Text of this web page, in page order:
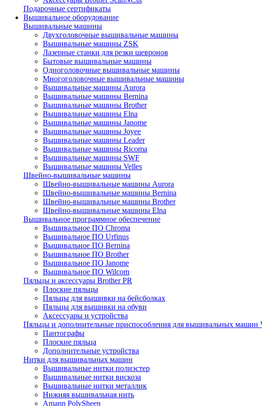
Подарочные сертификаты
Вышивальное оборудование
Вышивальные машины
Двухголовочные вышивальные машины
Вышивальные машины ZSK
Лазерные станки для резки шевронов
Бытовые вышивальные машины
Одноголовочные вышивальные машины
Многоголовочные вышивальные машины
Вышивальные машины Aurora
Вышивальные машины Bernina
Вышивальные машины Brother
Вышивальные машины Elna
Вышивальные машины Janome
Вышивальные машины Joyee
Вышивальные машины Leader
Вышивальные машины Ricoma
Вышивальные машины SWF
Вышивальные машины Velles
Швейно-вышивальные машины
Швейно-вышивальные машины Aurora
Швейно-вышивальные машины Bernina
Швейно-вышивальные машины Brother
Швейно-вышивальные машины Elna
Вышивальное программное обеспечение
Вышивальное ПО Chroma
Вышивальное ПО Urfinus
Вышивальное ПО Bernina
Вышивальное ПО Brother
Вышивальное ПО Janome
Вышивальное ПО Wilcom
Пяльцы и аксессуары Brother PR
Плоские пяльцы
Пяльцы для вышивки на бейсболках
Пяльцы для вышивки на обуви
Аксессуары и устройства
Пяльцы и дополнительные приспособления для вышивальных машин
Пантографы
Плоские пяльца
Дополнительные устройства
Нитки для вышивальных машин
Вышивальные нитки полиэстер
Вышивальные нитки вискоза
Вышивальные нитки металлик
Нижняя вышивальная нить
Amann PolySheen